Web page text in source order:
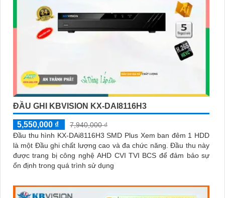
ĐẦU GHI KBVISION KX-DAI8116H3
5,550,000 ₫
7,940,000 ₫
Đầu thu hình KX-DAi8116H3 SMD Plus Xem ban đêm 1 HDD
là một Đầu ghi chất lượng cao và đa chức năng. Đầu thu này
được trang bị công nghệ AHD CVI TVI BCS để đảm bảo sự
ổn định trong quá trình sử dụng